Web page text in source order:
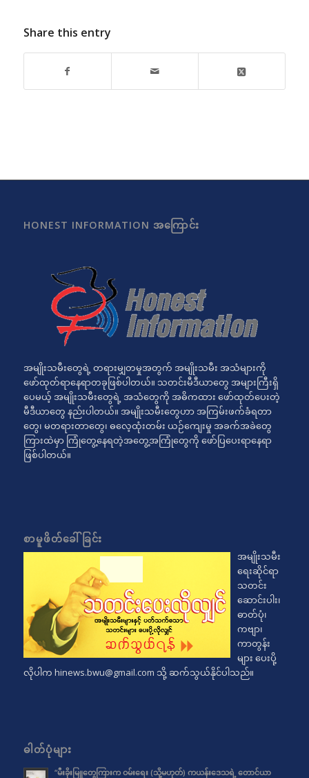
Share this entry
HONEST INFORMATION အကြောင်း
အမျိုးသမီးတွေရဲ့ တရားမျှတမှုအတွက် အမျိုးသမီး အသံများကို
ဖော်ထုတ်ရာနေရာတခုဖြစ်ပါတယ်။ သတင်းမီဒီယာတွေ အများကြီးရှိ
ပေမယ့် အမျိုးသမီးတွေရဲ့ အသံတွေကို အဓိကထား ဖော်ထုတ်ပေးတဲ့
မီဒီယာတွေ နည်းပါတယ်။ အမျိုးသမီးတွေဟာ အကြမ်းဖက်ခံရတာ
တွေ၊ မတရားတာတွေ၊ ဓလေ့ထုံးတမ်း ယဉ်ကျေးမှု အခက်အခဲတွေ
ကြားထဲမှာ ကြုံတွေ့နေရတဲ့အတွေ့အကြုံတွေကို ဖော်ပြပေးရာနေရာ
ဖြစ်ပါတယ်။
စာမူဖိတ်ခေါ်ခြင်း
အမျိုးသမီး
ရေးဆိုင်ရာ
သတင်း
ဆောင်းပါး၊
ဓာတ်ပုံ၊
ကဗျာ၊
ကာတွန်း
များ ပေးပို့
လိုပါက hinews.bwu@gmail.com သို့ ဆက်သွယ်နိုင်ပါသည်။
ဓါတ်ပုံများ
“မီးခိုးမြူတွေကြားက ဝမ်းရေး (သို့မဟုတ်) ကယန်းဒေသရဲ့ တောင်ယာ